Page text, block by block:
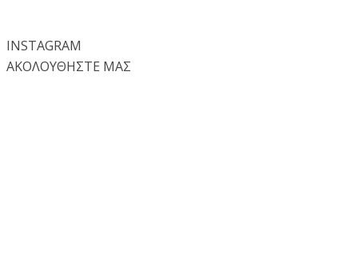
INSTAGRAM
ΑΚΟΛΟΥΘΗΣΤΕ ΜΑΣ